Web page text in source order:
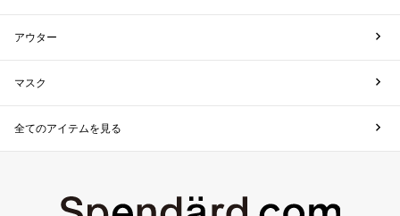
アウター
マスク
全てのアイテムを見る